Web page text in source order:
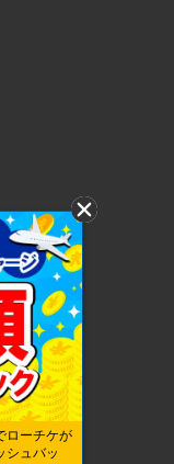
Inc.
ローチケが
シュバッ